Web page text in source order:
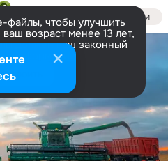
Войти
файлы, чтобы улучшить
возраст менее 13 лет,
должен ваш законный
информации